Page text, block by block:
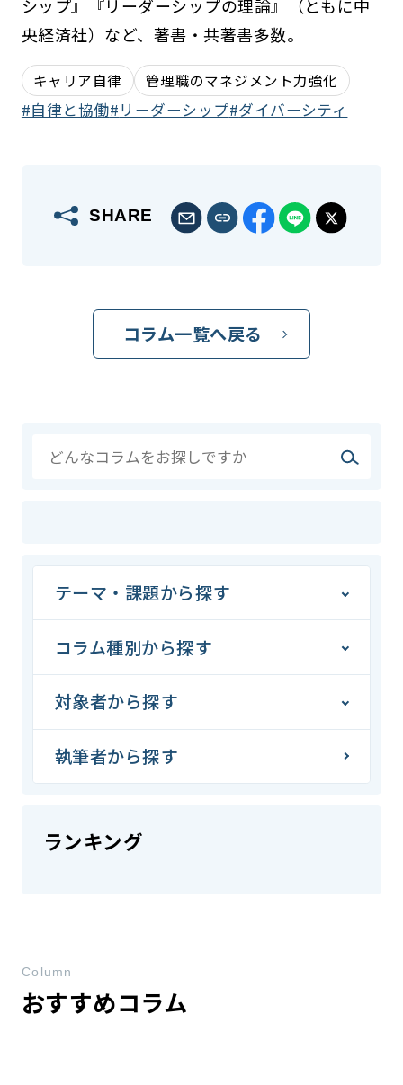
シップ』『リーダーシップの理論』（ともに中
央経済社）など、著書・共著書多数。
キャリア自律 管理職のマネジメント力強化
自律と協働 リーダーシップ ダイバーシティ
SHARE
コラム一覧へ戻る
テーマ・課題から探す
コラム種別から探す
対象者から探す
執筆者から探す
ランキング
おすすめコラム
Column